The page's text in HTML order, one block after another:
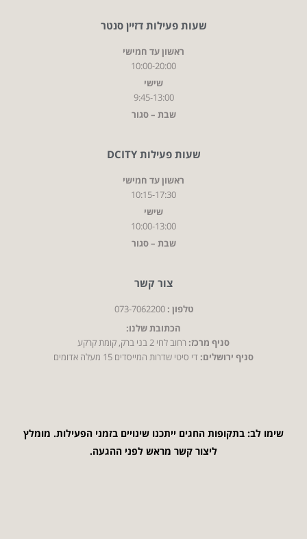
שעות פעילות דזיין סנטר
ראשון עד חמישי
10:00-20:00
שישי
9:45-13:00
שבת – סגור
שעות פעילות DCITY
ראשון עד חמישי
10:15-17:30
שישי
10:00-13:00
שבת – סגור
צור קשר
טלפון : 073-7062200
הכתובת שלנו:
סניף מרכז:רחוב לחי 2 בני ברק, קומת קרקע
סניף ירושלים:די סיטי שדרות המייסדים 15 מעלה אדומים
שימו לב: בתקופות החגים ייתכנו שינויים בזמני הפעילות. מומלץ
ליצור קשר מראש לפני ההגעה.